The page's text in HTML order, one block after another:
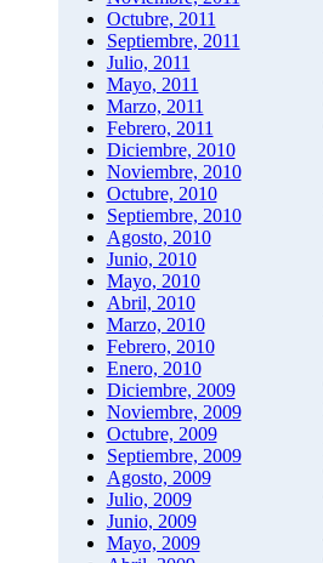
Octubre, 2011
Septiembre, 2011
Julio, 2011
Mayo, 2011
Marzo, 2011
Febrero, 2011
Diciembre, 2010
Noviembre, 2010
Octubre, 2010
Septiembre, 2010
Agosto, 2010
Junio, 2010
Mayo, 2010
Abril, 2010
Marzo, 2010
Febrero, 2010
Enero, 2010
Diciembre, 2009
Noviembre, 2009
Octubre, 2009
Septiembre, 2009
Agosto, 2009
Julio, 2009
Junio, 2009
Mayo, 2009